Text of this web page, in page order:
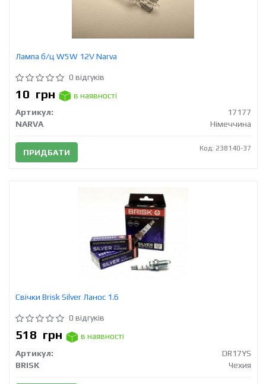
Лампа б/ц W5W 12V Narva
0 відгуків
10 грн
в наявності
Артикул:
17177
NARVA
Німеччина
ПРИДБАТИ Код: 238140-37
Свічки Brisk Silver Ланос 1.6
0 відгуків
518 грн
в наявності
Артикул:
DR17YS
BRISK
Чехия